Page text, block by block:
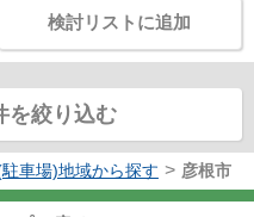
検討リストに追加
を絞り込む
車場)地域から探す > 彦根市